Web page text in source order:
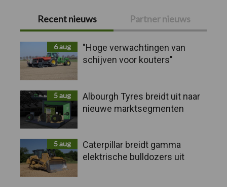
Primaire
Sidebar
Recent nieuws Partner nieuws
6 aug
"Hoge verwachtingen van
schijven voor kouters"
5 aug
Albourgh Tyres breidt uit naar
nieuwe marktsegmenten
5 aug
Caterpillar breidt gamma
elektrische bulldozers uit